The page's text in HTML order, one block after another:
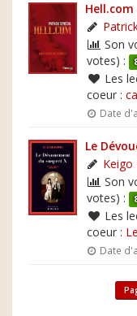
Hell.com
Son
votes) :
Les
coeur :
Date
Le
Keigo
Son
votes) :
Les
coeur :
Date